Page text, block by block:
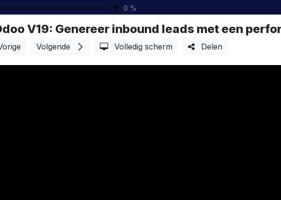
0 %
V19: Genereer inbound leads met een
Volgende Volledig scherm Delen